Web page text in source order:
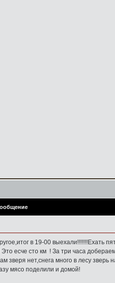
в 19-00 выехали!!!!!!!Ехать
есче сто км ! За три часа
нет,снега много в лесу зверь
мясо поделили и домой!